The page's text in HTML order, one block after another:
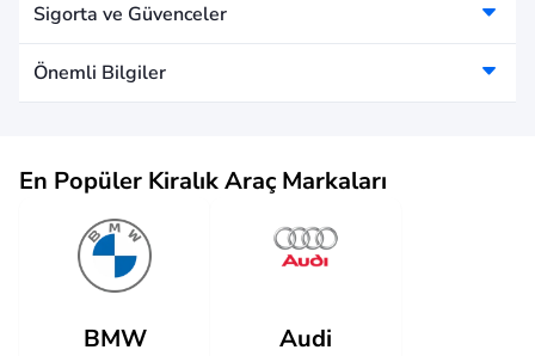
Sigorta ve Güvenceler
Önemli Bilgiler
En Popüler Kiralık Araç Markaları
BMW Audi